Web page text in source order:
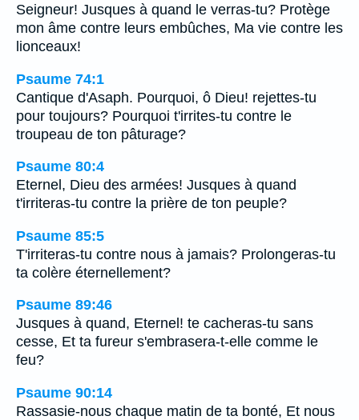
Seigneur! Jusques à quand le verras-tu? Protège
mon âme contre leurs embûches, Ma vie contre les
lionceaux!
Psaume 74:1
Cantique d'Asaph. Pourquoi, ô Dieu! rejettes-tu
pour toujours? Pourquoi t'irrites-tu contre le
troupeau de ton pâturage?
Psaume 80:4
Eternel, Dieu des armées! Jusques à quand
t'irriteras-tu contre la prière de ton peuple?
Psaume 85:5
T'irriteras-tu contre nous à jamais? Prolongeras-tu
ta colère éternellement?
Psaume 89:46
Jusques à quand, Eternel! te cacheras-tu sans
cesse, Et ta fureur s'embrasera-t-elle comme le
feu?
Psaume 90:14
Rassasie-nous chaque matin de ta bonté, Et nous